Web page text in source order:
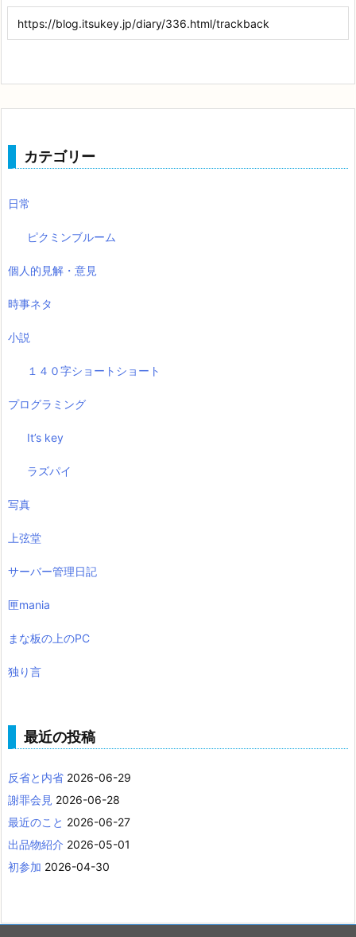
カテゴリー
日常
ピクミンブルーム
個人的見解・意見
時事ネタ
小説
１４０字ショートショート
プログラミング
It’s key
ラズパイ
写真
上弦堂
サーバー管理日記
匣mania
まな板の上のPC
独り言
最近の投稿
反省と内省 2026-06-29
謝罪会見 2026-06-28
最近のこと 2026-06-27
出品物紹介 2026-05-01
初参加 2026-04-30